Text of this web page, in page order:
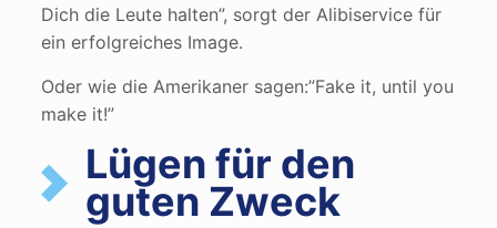
Dich die Leute halten”, sorgt der Alibiservice für
ein erfolgreiches Image.
Oder wie die Amerikaner sagen:”Fake it, until you
make it!”
Lügen für den
guten Zweck